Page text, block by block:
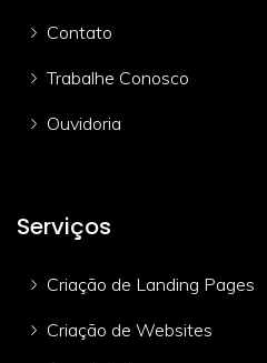
Contato
Trabalhe Conosco
Ouvidoria
Serviços
Criação de Landing Pages
Criação de Websites